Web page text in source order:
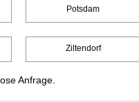
Potsdam
Ziltendorf
Anfrage.